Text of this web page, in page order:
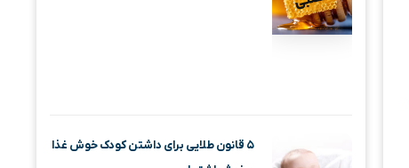
۵ قانون طلایی برای داشتن کودک خوش غذا